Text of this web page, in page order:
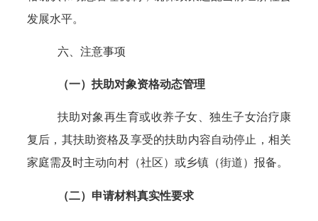
发展水平。
六、注意事项
（一）扶助对象资格动态管理
扶助对象再生育或收养子女、独生子女治疗康
复后，其扶助资格及享受的扶助内容自动停止，相关
家庭需及时主动向村（社区）或乡镇（街道）报备。
（二）申请材料真实性要求